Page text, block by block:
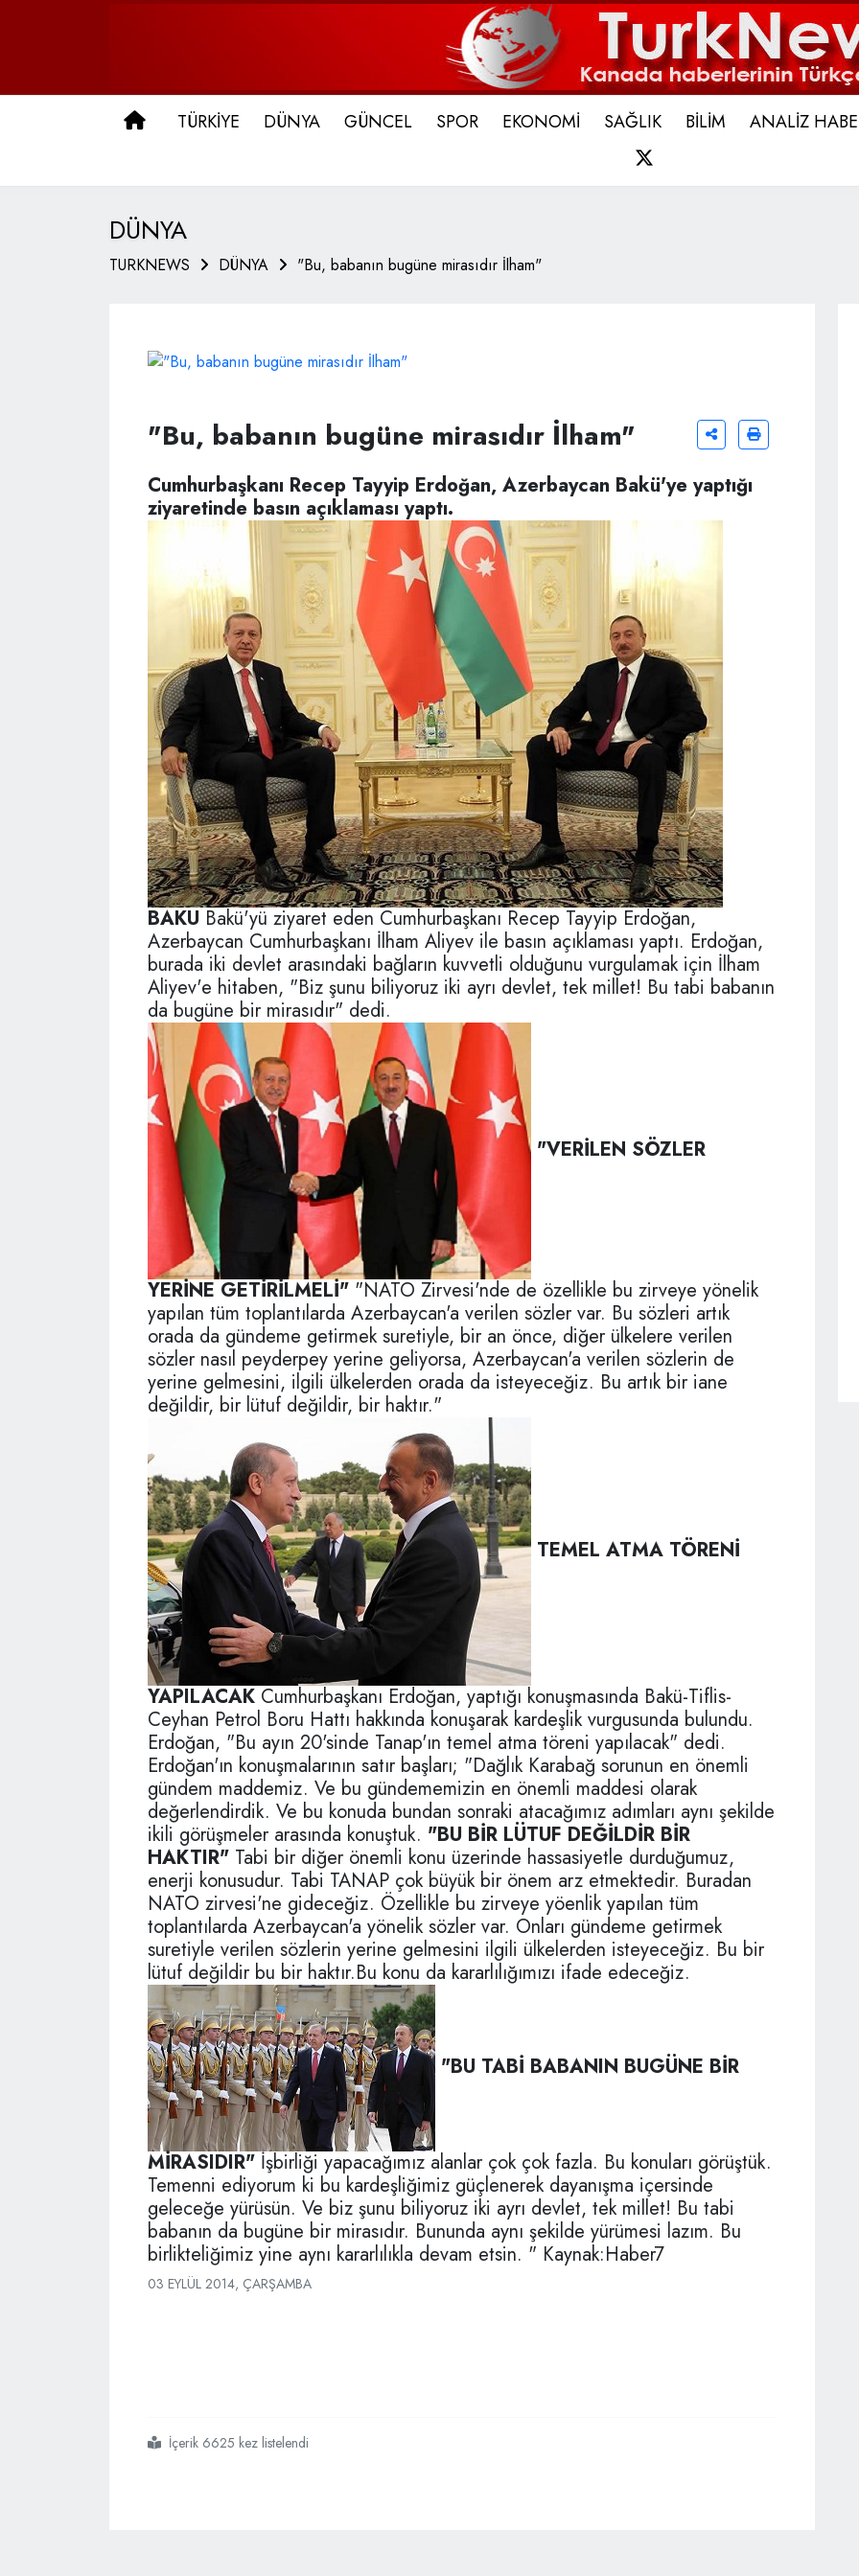
ANA SAYFA
TÜRKİYE DÜNYA GÜNCEL SPOR EKONOMİ SAĞLIK BİLİM ANALİZ
DÜNYA
TURKNEWS DÜNYA "Bu, babanın bugüne mirasıdır İlham"
"Bu, babanın bugüne mirasıdır İlham"
Cumhurbaşkanı Recep Tayyip Erdoğan, Azerbaycan Bakü'ye yaptığı
ziyaretinde basın açıklaması yaptı.
BAKU Bakü'yü ziyaret eden Cumhurbaşkanı Recep Tayyip Erdoğan,
Azerbaycan Cumhurbaşkanı İlham Aliyev ile basın açıklaması yaptı. Erdoğan,
burada iki devlet arasındaki bağların kuvvetli olduğunu vurgulamak için İlham
Aliyev'e hitaben, "Biz şunu biliyoruz iki ayrı devlet, tek millet! Bu tabi babanın
da bugüne bir mirasıdır" dedi.
"VERİLEN SÖZLER
YERİNE GETİRİLMELİ" "NATO Zirvesi'nde de özellikle bu zirveye yönelik
yapılan tüm toplantılarda Azerbaycan'a verilen sözler var. Bu sözleri artık
orada da gündeme getirmek suretiyle, bir an önce, diğer ülkelere verilen
sözler nasıl peyderpey yerine geliyorsa, Azerbaycan'a verilen sözlerin de
yerine gelmesini, ilgili ülkelerden orada da isteyeceğiz. Bu artık bir iane
değildir, bir lütuf değildir, bir haktır."
TEMEL ATMA TÖRENİ
YAPILACAK Cumhurbaşkanı Erdoğan, yaptığı konuşmasında Bakü-Tiflis-
Ceyhan Petrol Boru Hattı hakkında konuşarak kardeşlik vurgusunda bulundu.
Erdoğan, "Bu ayın 20'sinde Tanap'ın temel atma töreni yapılacak" dedi.
Erdoğan'ın konuşmalarının satır başları; "Dağlık Karabağ sorunun en önemli
gündem maddemiz. Ve bu gündememizin en önemli maddesi olarak
değerlendirdik. Ve bu konuda bundan sonraki atacağımız adımları aynı şekilde
ikili görüşmeler arasında konuştuk. "BU BİR LÜTUF DEĞİLDİR BİR
HAKTIR" Tabi bir diğer önemli konu üzerinde hassasiyetle durduğumuz,
enerji konusudur. Tabi TANAP çok büyük bir önem arz etmektedir. Buradan
NATO zirvesi'ne gideceğiz. Özellikle bu zirveye yöenlik yapılan tüm
toplantılarda Azerbaycan'a yönelik sözler var. Onları gündeme getirmek
suretiyle verilen sözlerin yerine gelmesini ilgili ülkelerden isteyeceğiz. Bu bir
lütuf değildir bu bir haktır.Bu konu da kararlılığımızı ifade edeceğiz.
"BU TABİ BABANIN BUGÜNE BİR
MİRASIDIR" İşbirliği yapacağımız alanlar çok çok fazla. Bu konuları görüştük.
Temenni ediyorum ki bu kardeşliğimiz güçlenerek dayanışma içersinde
geleceğe yürüsün. Ve biz şunu biliyoruz iki ayrı devlet, tek millet! Bu tabi
babanın da bugüne bir mirasıdır. Bununda aynı şekilde yürümesi lazım. Bu
birlikteliğimiz yine aynı kararlılıkla devam etsin. " Kaynak:Haber7
03 EYLÜL 2014, ÇARŞAMBA
#bu
#babanın
#bugüne
#mirasıdır
#ilhamİçerik 6625 kez listelendi